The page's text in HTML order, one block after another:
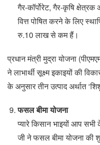
गैर-कॉर्पोरेट, गैर-कृषि
वित्त पोषित करने के लिए
रु.10 लाख से कम हैं।
प्रधान मंत्री मुद्रा योजना
ने लाभार्थी सूक्ष्‍म इकाइयों की
के अनुसार तीन उत्पाद अर्थात
फसल बीमा योजना
प्यारे किसान भाइयों आप
जी ने फसल बीमा योजना की